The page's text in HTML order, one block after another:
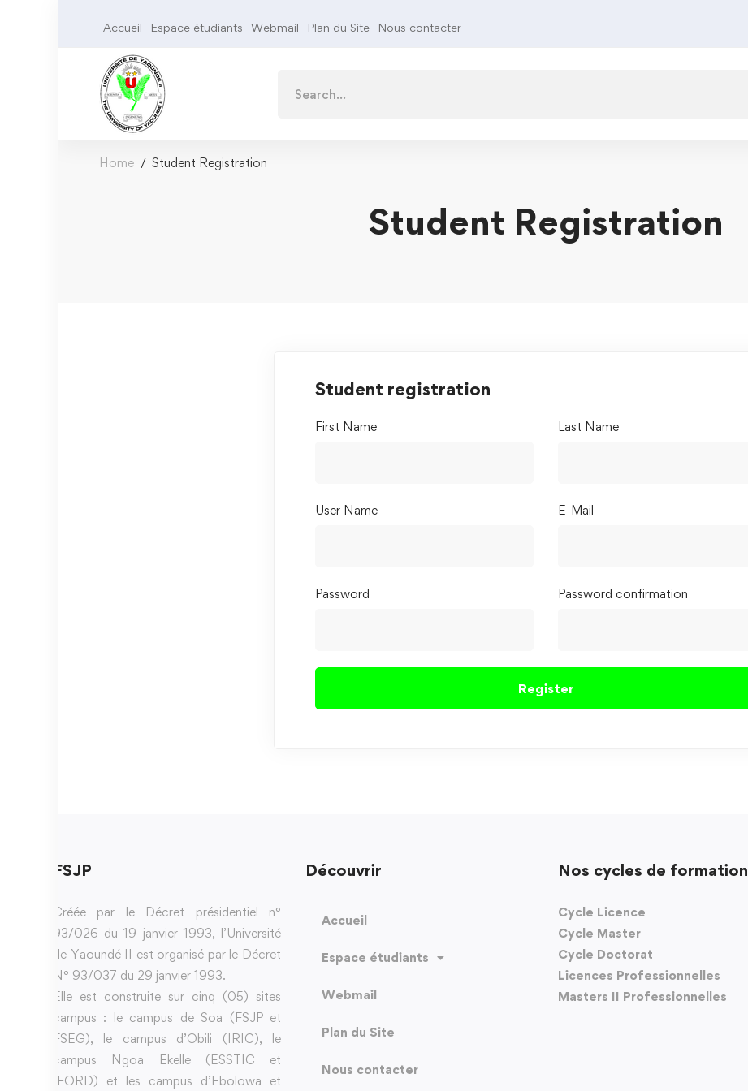
Accueil Espace étudiants Webmail Plan du Site Nous contacter
Home Student Registration
Student Registration
Student registration
First Name Last Name
User Name E-Mail
Password Password confirmation
Register
FSJP
Créée par le Décret présidentiel n°
93/026 du 19 janvier 1993, l’Université
de Yaoundé II est organisé par le Décret
N° 93/037 du 29 janvier 1993.
Elle est construite sur cinq (05) sites
campus : le campus de Soa (FSJP et
FSEG), le campus d’Obili (IRIC), le
campus Ngoa Ekelle (ESSTIC et
IFORD) et les campus d’Ebolowa et
Découvrir
Accueil
Espace étudiants
Webmail
Plan du Site
Nous contacter
Nos cycles de formation
Cycle Licence
Cycle Master
Cycle Doctorat
Licences Professionnelles
Masters II Professionnelles